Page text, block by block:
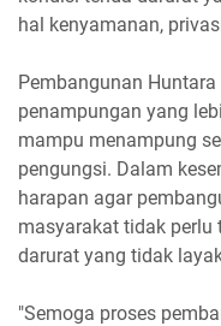
hal kenyamanan,
Pembangunan
penampungan yang
mampu menampung
pengungsi. Dalam
harapan agar
masyarakat tidak
darurat yang tidak
"Semoga proses